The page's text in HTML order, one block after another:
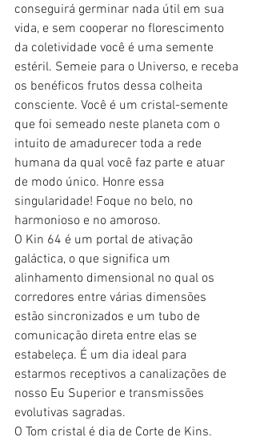
conseguirá germinar nada útil em sua
vida, e sem cooperar no florescimento
da coletividade você é uma semente
estéril. Semeie para o Universo, e receba
os benéficos frutos dessa colheita
consciente. Você é um cristal-semente
que foi semeado neste planeta com o
intuito de amadurecer toda a rede
humana da qual você faz parte e atuar
de modo único. Honre essa
singularidade! Foque no belo, no
harmonioso e no amoroso.
O Kin 64 é um portal de ativação
galáctica, o que significa um
alinhamento dimensional no qual os
corredores entre várias dimensões
estão sincronizados e um tubo de
comunicação direta entre elas se
estabeleça. É um dia ideal para
estarmos receptivos a canalizações de
nosso Eu Superior e transmissões
evolutivas sagradas.
O Tom cristal é dia de Corte de Kins.